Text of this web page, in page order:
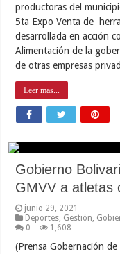
productoras del
5ta Expo Venta de
desarrollada en acción
Alimentación de la
de otras empresas
Leer mas...
Gobierno
GMVV a atletas
junio 29, 2021
Deportes Gestión
0
1,608
(Prensa Gobernación